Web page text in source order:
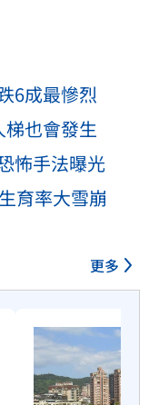
6成最慘烈
也會發生
怖手法曝光
育率大雪崩
更多